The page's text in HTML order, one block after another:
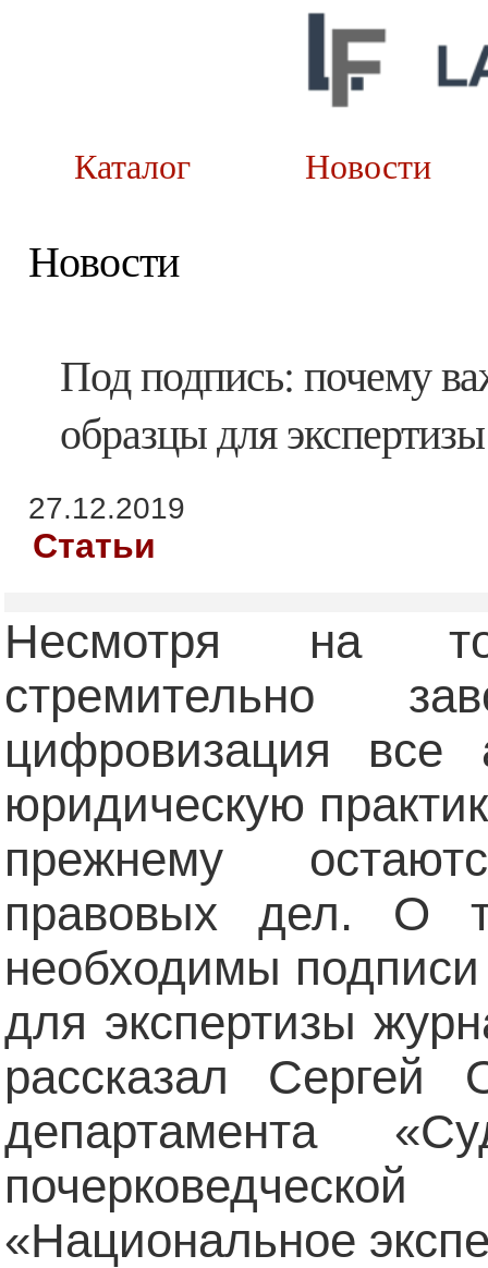
Каталог
Новости
Под подпись: почему
образцы для экспертизы
27.12.2019
Статьи
Несмотря на
стремительно
цифровизация все
юридическую
прежнему
правовых дел. О
необходимы
для экспертизы
рассказал Сергей
департамента
«Национальное